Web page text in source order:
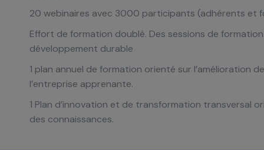
20 webinaires avec 3000 participants (adhérents et
Effort de formation doublé​. Des sessions de
développement durable
1 plan annuel de formation orienté sur l’amélioration
l’entreprise apprenante.
1 Plan d’innovation et de transformation transversal
des connaissances.